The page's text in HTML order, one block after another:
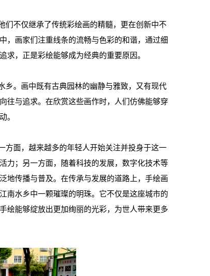
不仅继承了传统彩绘画的精髓，更在创新中不
，画家们注重线条的流畅与色彩的和谐，通过细
求，正是彩绘能够成为经典的重要原因。
。画中既有古典园林的幽静与雅致，又有现代
往与追求。在欣赏这些画作时，人们仿佛能够穿
。
面，越来越多的年轻人开始关注并投身于这一
力；另一方面，随着科技的发展，数字化技术等
地传播与普及。在传承与发展的道路上，手绘画
南水乡中一颗璀璨的明珠。它不仅是这座城市的
绘能够绽放出更加绚丽的光彩，为世人带来更多